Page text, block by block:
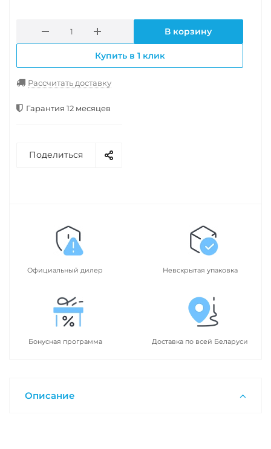
В корзину
Купить в 1 клик
Рассчитать доставку
Гарантия 12 месяцев
Поделиться
Официальный дилер Невскрытая упаковка
Бонусная программа Доставка по всей Беларуси
Описание